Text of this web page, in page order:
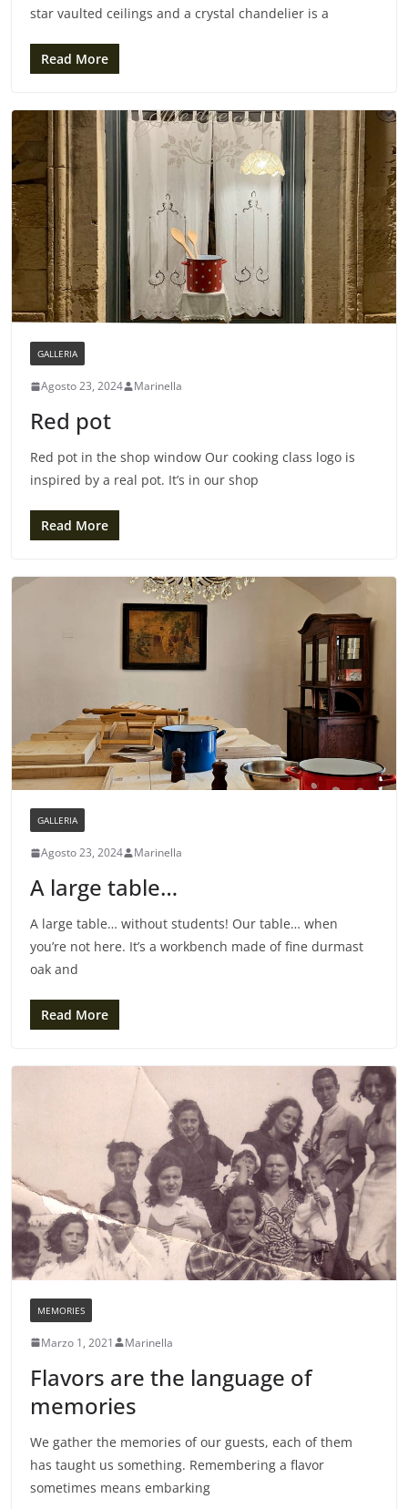
star vaulted ceilings and a crystal chandelier is a
Read More
GALLERIA
Agosto 23, 2024 Marinella
Red pot
Red pot in the shop window Our cooking class logo is
inspired by a real pot. It’s in our shop
Read More
GALLERIA
Agosto 23, 2024 Marinella
A large table…
A large table… without students! Our table… when
you’re not here. It’s a workbench made of fine durmast
oak and
Read More
MEMORIES
Marzo 1, 2021 Marinella
Flavors are the language of
memories
We gather the memories of our guests, each of them
has taught us something. Remembering a flavor
sometimes means embarking